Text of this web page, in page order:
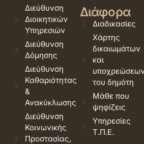
Διεύθυνση
Διοικητικών
Υπηρεσιών
Διεύθυνση
Δόμησης
Διεύθυνση
Καθαριότητας
&
Ανακύκλωσης
Διεύθυνση
Κοινωνικής
Προστασίας,
Διάφορα
Διαδικασίες
Χάρτης
δικαιωμάτων
και
του δημότη
Μάθε που
ψηφίζεις
Υπηρεσίες
Τ.Π.Ε.